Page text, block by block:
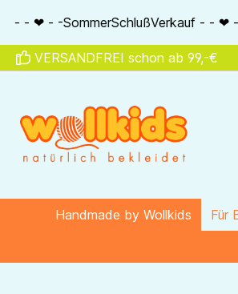
Zur Hauptnavigation
- - ❤ - - Wir schenken Dir
VERSANDFREI schon ab 99,-€
Handmade by Wollkids Für